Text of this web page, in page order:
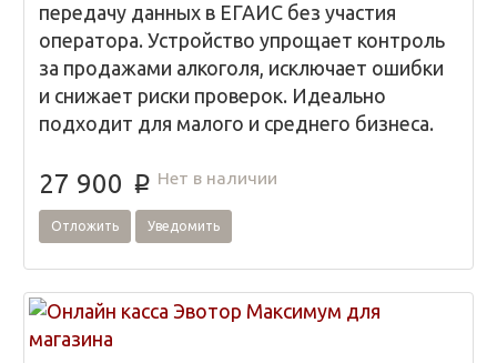
передачу данных в ЕГАИС без участия
оператора. Устройство упрощает контроль
за продажами алкоголя, исключает ошибки
и снижает риски проверок. Идеально
подходит для малого и среднего бизнеса.
27 900 p Нет в наличии
Отложить Уведомить